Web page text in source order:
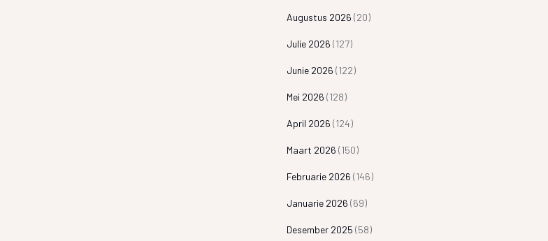
Augustus 2026 (20)
Julie 2026 (127)
Junie 2026 (122)
Mei 2026 (128)
April 2026 (124)
Maart 2026 (150)
Februarie 2026 (146)
Januarie 2026 (69)
Desember 2025 (58)